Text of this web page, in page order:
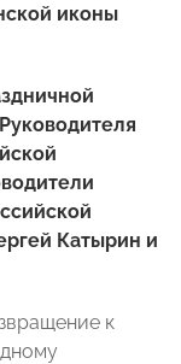
иконы
Катырин и
к